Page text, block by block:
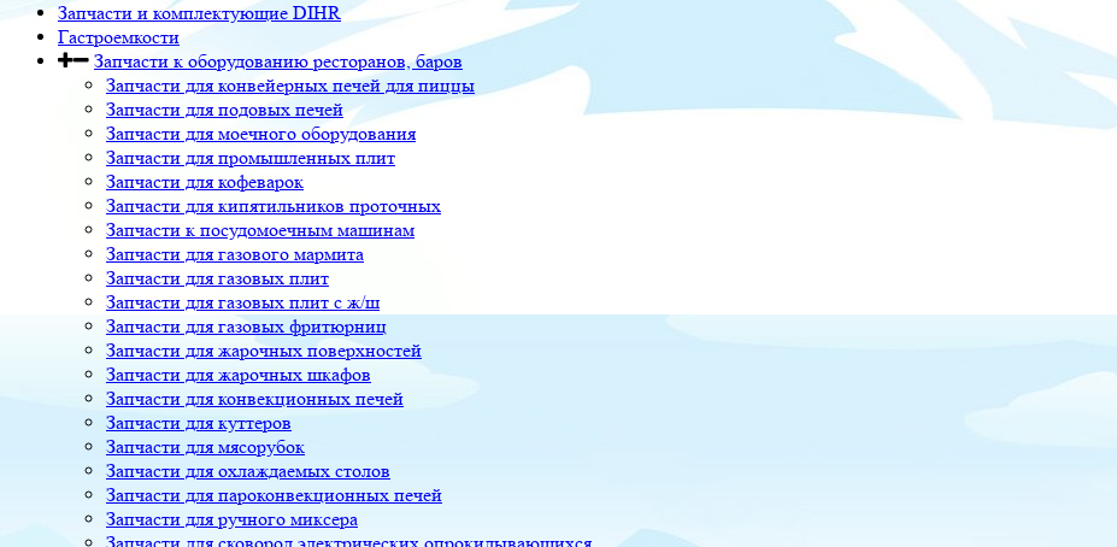
Запчасти и комплектующие DIHR
Гастроемкости
Запчасти к оборудованию ресторанов, баров
Запчасти для конвейерных печей для пиццы
Запчасти для подовых печей
Запчасти для моечного оборудования
Запчасти для промышленных плит
Запчасти для кофеварок
Запчасти для кипятильников проточных
Запчасти к посудомоечным машинам
Запчасти для газового мармита
Запчасти для газовых плит
Запчасти для газовых плит с ж/ш
Запчасти для газовых фритюрниц
Запчасти для жарочных поверхностей
Запчасти для жарочных шкафов
Запчасти для конвекционных печей
Запчасти для куттеров
Запчасти для мясорубок
Запчасти для охлаждаемых столов
Запчасти для пароконвекционных печей
Запчасти для ручного миксера